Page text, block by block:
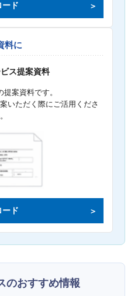
ード
料に
ス提案資料
案資料です。
いただく際にご活用くださ
ード
のおすすめ情報